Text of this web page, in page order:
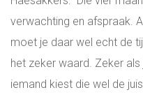
verwachting en afspraak.
moet je daar wel echt de
het zeker waard. Zeker
iemand kiest die wel de